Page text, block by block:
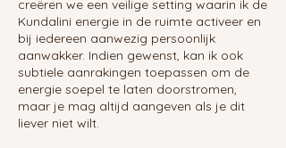
creëren we een veilige setting waarin ik de
Kundalini energie in de ruimte activeer en
bij iedereen aanwezig persoonlijk
aanwakker. Indien gewenst, kan ik ook
subtiele aanrakingen toepassen om de
energie soepel te laten doorstromen,
maar je mag altijd aangeven als je dit
liever niet wilt.